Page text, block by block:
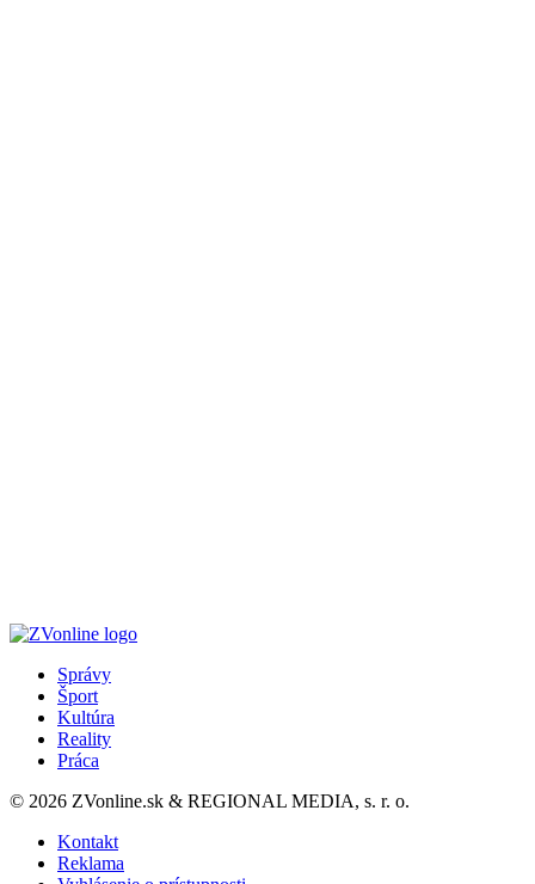
Správy
Šport
Kultúra
Reality
Práca
© 2026 ZVonline.sk & REGIONAL MEDIA, s. r. o.
Kontakt
Reklama